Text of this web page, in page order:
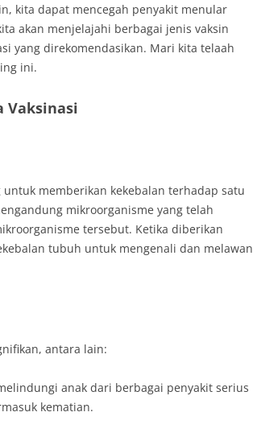
kita dapat mencegah penyakit menular
akan menjelajahi berbagai jenis vaksin
yang direkomendasikan. Mari kita telaah
ini.
Vaksinasi
memberikan kekebalan terhadap satu
mikroorganisme yang telah
tersebut. Ketika diberikan
tubuh untuk mengenali dan melawan
antara lain:
anak dari berbagai penyakit serius
kematian.